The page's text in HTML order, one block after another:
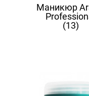
Маникюр
(13)